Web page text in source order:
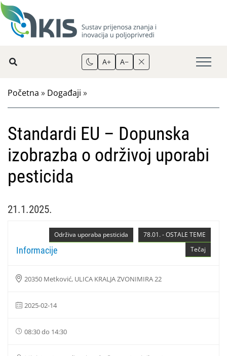
A+ A−
Početna » Događaji »
Standardi EU – Dopunska
izobrazba o održivoj uporabi
pesticida
21.1.2025.
78.01. - OSTALE TEME
Održiva uporaba pesticida
Tečaj
Informacije
20350 Metković, ULICA KRALJA ZVONIMIRA 22
2025-02-14
08:30 do 14:30